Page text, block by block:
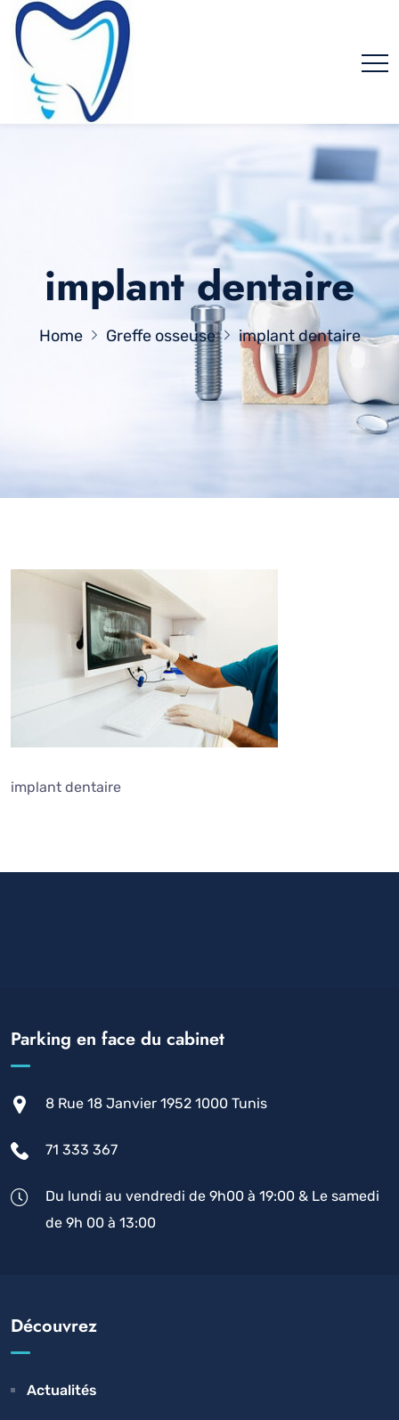
implant dentaire
Home Greffe osseuse implant dentaire
implant dentaire
Parking en face du cabinet
8 Rue 18 Janvier 1952 1000 Tunis
71 333 367
Du lundi au vendredi de 9h00 à 19:00 & Le samedi
de 9h 00 à 13:00
Découvrez
Actualités